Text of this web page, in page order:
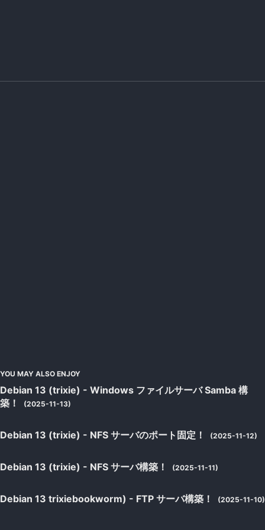
YOU MAY ALSO ENJOY
Debian 13 (trixie) - Windows ファイルサーバ Samba 構
築！
(2025-11-13)
Debian 13 (trixie) - NFS サーバのポート固定！ (2025-11-12)
Debian 13 (trixie) - NFS サーバ構築！ (2025-11-11)
Debian 13 trixiebookworm) - FTP サーバ構築！ (2025-11-10)